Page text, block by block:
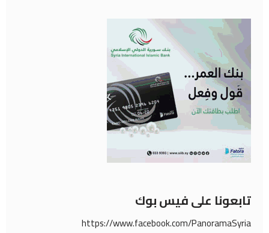
تابعونا على فيس بوك
https://www.facebook.com/PanoramaSyria